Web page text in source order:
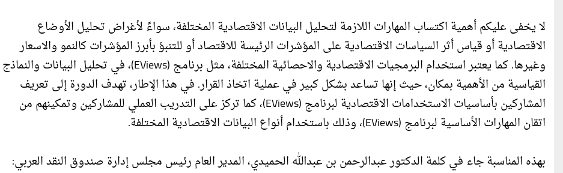
لا يخفى عليكم أهمية اكتساب المهارات اللازمة لتحليل البيانات الاقتصادية المختلفة، سواءً لأغراض تحليل الأوضاع
الاقتصادية أو قياس أثر السياسات الاقتصادية على المؤشرات الرئيسة للاقتصاد أو للتنبؤ بأبرز المؤشرات كالنمو والاسعار
وغيرها. كما يعتبر استخدام البرمجيات الاقتصادية والاحصائية المختلفة، مثل برنامج (EViews)، في تحليل البيانات والنماذج
القياسية من الأهمية بمكان، حيث إنها تساعد بشكل كبير في عملية اتخاذ القرار. في هذا الإطار، تهدف الدورة إلى تعريف
المشاركين بأساسيات الاستخدامات الاقتصادية لبرنامج (EViews)، كما تركز على التدريب العملي للمشاركين وتمكينهم من
اتقان المهارات الأساسية لبرنامج (EViews)، وذلك باستخدام أنواع البيانات الاقتصادية المختلفة.
بهذه المناسبة جاء في كلمة الدكتور عبدالرحمن بن عبدالله الحميدي، المدير العام رئيس مجلس إدارة صندوق النقد العربي: